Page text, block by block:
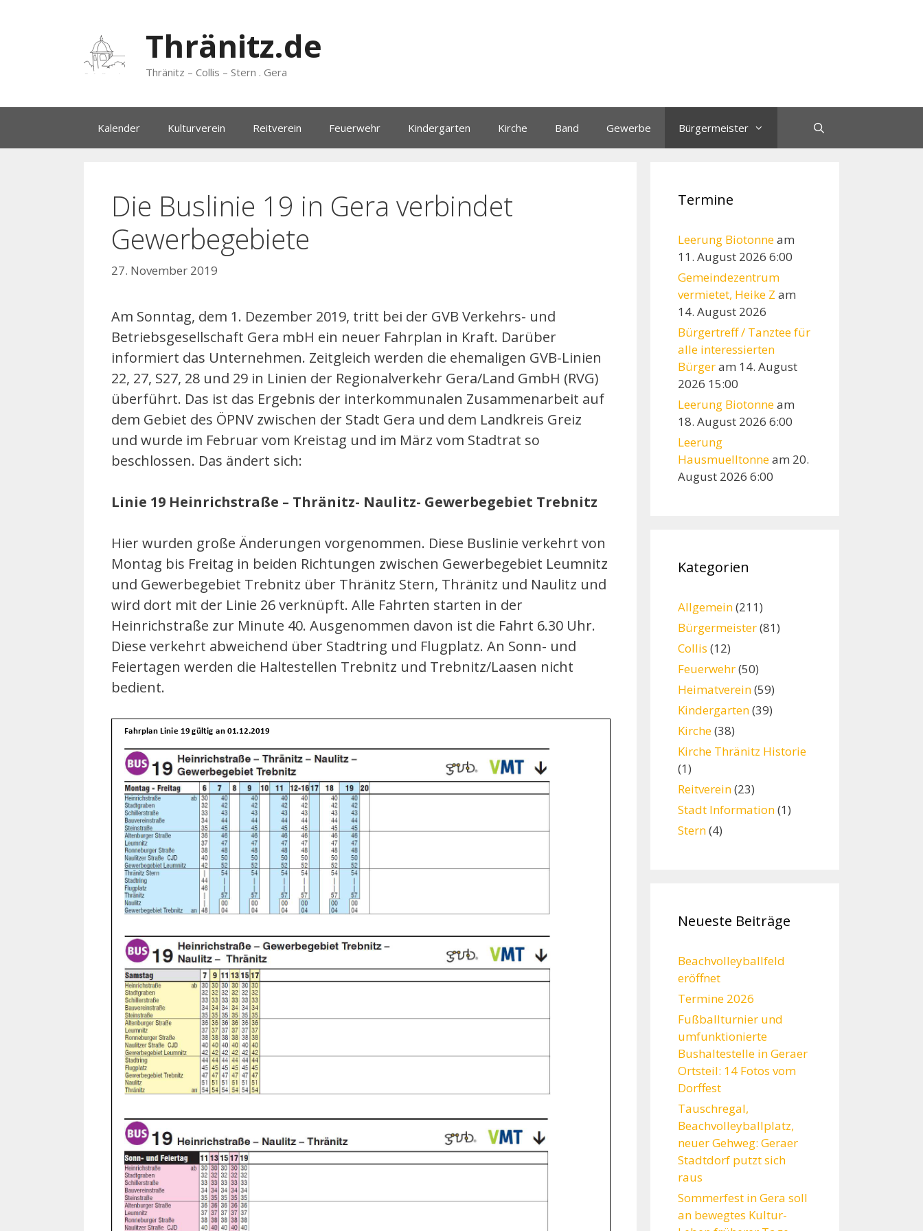
Thränitz.de
Thränitz – Collis – Stern . Gera
Kalender Kulturverein Reitverein Feuerwehr Kindergarten Kirche Band Gewerbe Bürgermeister
Die Buslinie 19 in Gera verbindet
Gewerbegebiete
27. November 2019
Am Sonntag, dem 1. Dezember 2019, tritt bei der GVB Verkehrs- und
Betriebsgesellschaft Gera mbH ein neuer Fahrplan in Kraft. Darüber
informiert das Unternehmen. Zeitgleich werden die ehemaligen GVB-Linien
22, 27, S27, 28 und 29 in Linien der Regionalverkehr Gera/Land GmbH (RVG)
überführt. Das ist das Ergebnis der interkommunalen Zusammenarbeit auf
dem Gebiet des ÖPNV zwischen der Stadt Gera und dem Landkreis Greiz
und wurde im Februar vom Kreistag und im März vom Stadtrat so
beschlossen. Das ändert sich:
Linie 19 Heinrichstraße – Thränitz- Naulitz- Gewerbegebiet Trebnitz
Hier wurden große Änderungen vorgenommen. Diese Buslinie verkehrt von
Montag bis Freitag in beiden Richtungen zwischen Gewerbegebiet Leumnitz
und Gewerbegebiet Trebnitz über Thränitz Stern, Thränitz und Naulitz und
wird dort mit der Linie 26 verknüpft. Alle Fahrten starten in der
Heinrichstraße zur Minute 40. Ausgenommen davon ist die Fahrt 6.30 Uhr.
Diese verkehrt abweichend über Stadtring und Flugplatz. An Sonn- und
Feiertagen werden die Haltestellen Trebnitz und Trebnitz/Laasen nicht
bedient.
Termine
Leerung Biotonneam
11. August 2026 6:00
Gemeindezentrum
vermietet, Heike Z am
14. August 2026
Bürgertreff / Tanztee für
alle interessierten
Bürgeram 14. August
2026 15:00
Leerung Biotonneam
18. August 2026 6:00
Leerung
Hausmuelltonneam 20.
August 2026 6:00
Kategorien
Allgemein(211)
Bürgermeister(81)
Collis (12)
Feuerwehr(50)
Heimatverein(59)
Kindergarten(39)
Kirche(38)
Kirche Thränitz Historie
(1)
Reitverein(23)
Stadt Information(1)
Stern(4)
Neueste Beiträge
Beachvolleyballfeld
eröffnet
Termine 2026
Fußballturnier und
umfunktionierte
Bushaltestelle in Geraer
Ortsteil: 14 Fotos vom
Dorffest
Tauschregal,
Beachvolleyballplatz,
neuer Gehweg: Geraer
Stadtdorf putzt sich
raus
Sommerfest in Gera soll
an bewegtes Kultur-